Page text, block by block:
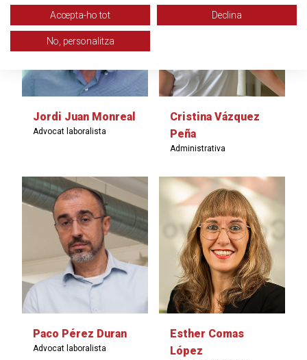
Jordi Juan Monreal
Advocat laboralista
Cristina Vázquez
Peña
Administrativa
Paco Pérez Duran
Advocat laboralista
Esther Comas
López
Accepta-ho tot Declina
No, personalitza